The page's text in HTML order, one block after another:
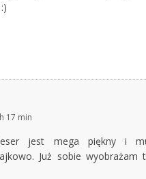
17 min
jest mega piękny i
Już sobie wyobrażam